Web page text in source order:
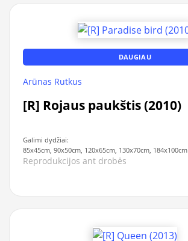
DAUGIAU
Arūnas Rutkus
[R] Rojaus paukštis (2010)
Galimi dydžiai:
85x45cm, 90x50cm, 120x65cm, 130x70cm, 184x100cm
Reprodukcijos ant drobės